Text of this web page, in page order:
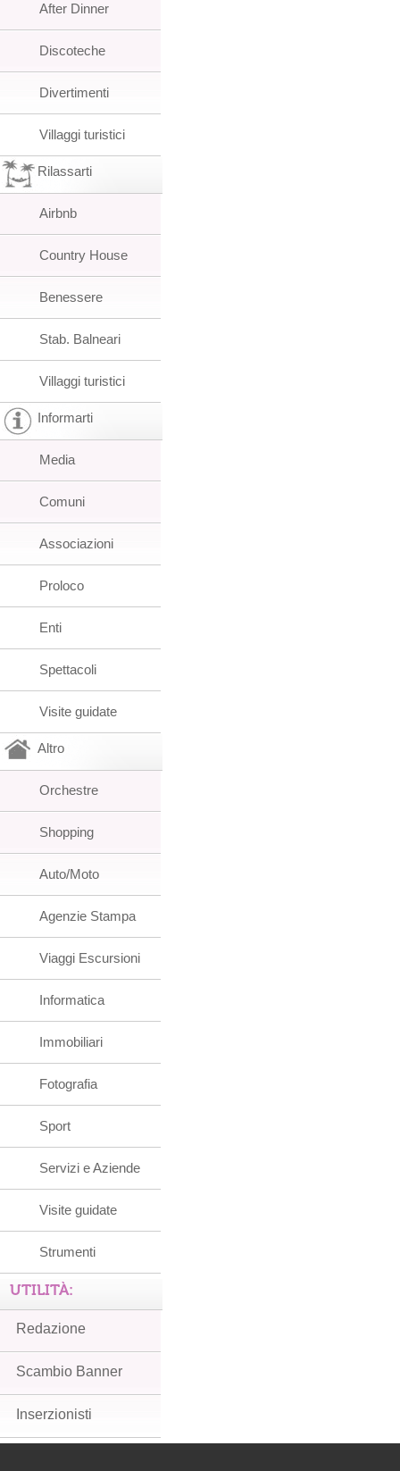
After Dinner
Discoteche
Divertimenti
Villaggi turistici
Rilassarti
Airbnb
Country House
Benessere
Stab. Balneari
Villaggi turistici
Informarti
Media
Comuni
Associazioni
Proloco
Enti
Spettacoli
Visite guidate
Altro
Orchestre
Shopping
Auto/Moto
Agenzie Stampa
Viaggi Escursioni
Informatica
Immobiliari
Fotografia
Sport
Servizi e Aziende
Visite guidate
Strumenti
UTILITÀ:
Redazione
Scambio Banner
Inserzionisti